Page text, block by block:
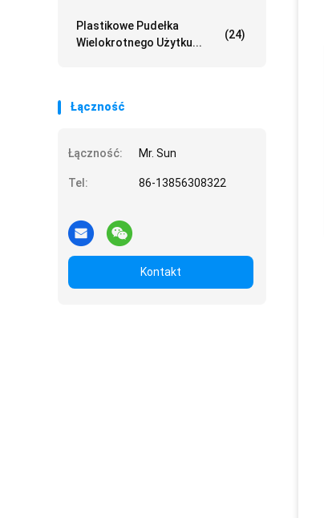
Plastikowe Pudełka
Wielokrotnego Użytku...
(24)
Łączność
Łączność: Mr. Sun
Tel: 86-13856308322
Kontakt